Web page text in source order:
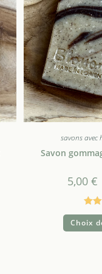
savons avec
Savon
5,00 €
Choix